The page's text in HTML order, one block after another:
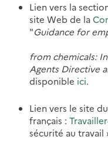
Lien vers la
site Web de la
"Guidance for
from chemicals:
Agents Directive
disponible ici.
Lien vers le site
français :
sécurité au travail